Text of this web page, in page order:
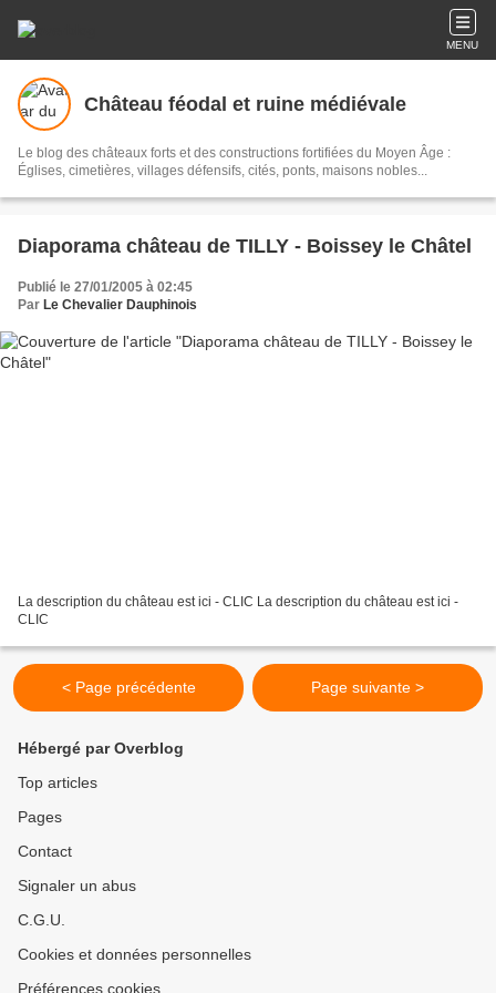
MENU
Château féodal et ruine médiévale
Le blog des châteaux forts et des constructions fortifiées du Moyen Âge :
Églises, cimetières, villages défensifs, cités, ponts, maisons nobles...
Diaporama château de TILLY - Boissey le Châtel
Publié le 27/01/2005 à 02:45
Par Le Chevalier Dauphinois
La description du château est ici - CLIC La description du château est ici -
CLIC
< Page précédente Page suivante >
Hébergé par Overblog
Top articles
Pages
Contact
Signaler un abus
C.G.U.
Cookies et données personnelles
Préférences cookies